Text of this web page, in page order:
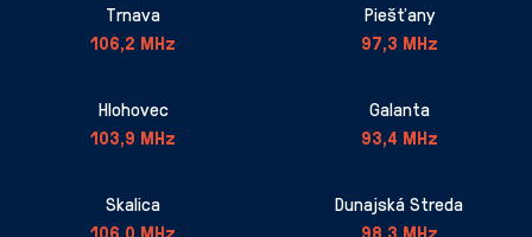
Trnava
106,2 MHz
Piešťany
97,3 MHz
Hlohovec
103,9 MHz
Galanta
93,4 MHz
Skalica
Dunajská Streda